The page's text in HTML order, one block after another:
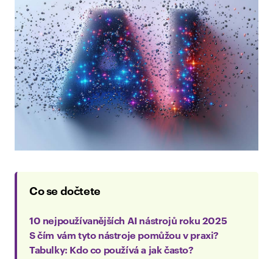
Co se dočtete
10 nejpoužívanějších AI nástrojů roku 2025
S čím vám tyto nástroje pomůžou v praxi?
Tabulky: Kdo co používá a jak často?